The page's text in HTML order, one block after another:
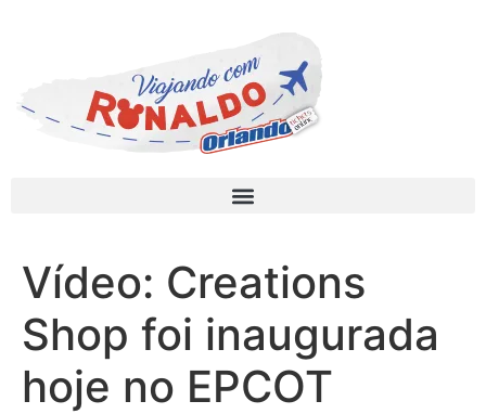
Vídeo: Creations
Shop foi inaugurada
hoje no EPCOT